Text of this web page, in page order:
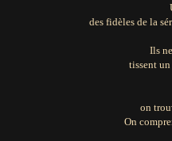
des fidèles de la
Ils
tissent
on
On